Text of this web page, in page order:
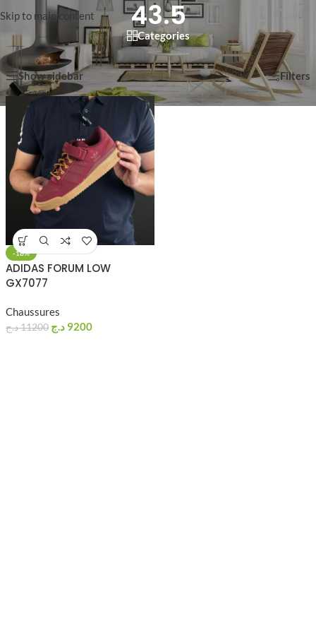
Skip to main content 43.5
Categories
Voici le seul résultat
Show sidebar Filters
-18%
ADIDAS FORUM LOW
GX7077
Chaussures
11200د.ج 9200 د.ج